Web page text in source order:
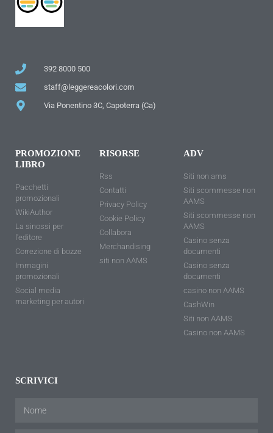
392 8000 500
staff@leggereacolori.com
Via Ponentino 3C, Capoterra (Ca)
PROMOZIONE
LIBRO
Pacchetti
promozionali
WikiAuthor
La sinossi per
l'editore
Correzione di bozze
Immagini
promozionali
Social media
marketing per autori
RISORSE
Rss
Contatti
Privacy Policy
Cookie Policy
Collabora
Merchandising
siti non AAMS
ADV
Siti non ams
Siti scommesse non
AAMS
Siti scommesse non
AAMS
Casino senza
documenti
Casino senza
documenti
casino non AAMS
CashWin
Siti non AAMS
Casino non AAMS
SCRIVICI